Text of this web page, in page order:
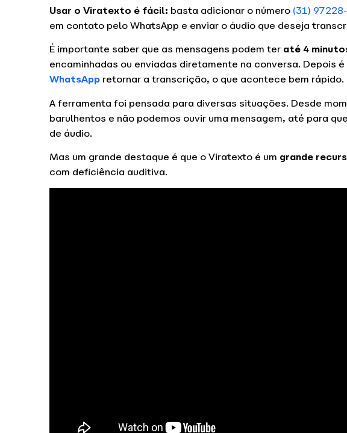
Usar o Viratexto é fácil: basta adicionar o número (31)
em contato pelo WhatsApp e enviar o áudio que deseja
É importante saber que as mensagens podem ter até 4
encaminhadas ou enviadas diretamente na conversa. Depois
WhatsAppretornar a transcrição, o que acontece bem rápido.
A ferramenta foi pensada para diversas situações. Desde
barulhentos e não podemos ouvir uma mensagem, até para
de áudio.
Mas um grande destaque é que o Viratexto é um grande
com deficiência auditiva.